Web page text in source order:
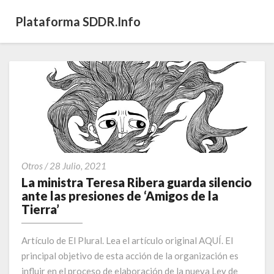
Plataforma SDDR.info
Otros/28 Julio, 2021
ministra
Teresa
ante
las
La ministra Teresa Ribera guarda silencio
ante las presiones de ‘Amigos de la
Tierra’
Artículo de El Plural. Lea el artículo original AQUÍ. El
principal objetivo de esta acción de la organización es
influir en el proceso de elaboración de la nueva Ley de